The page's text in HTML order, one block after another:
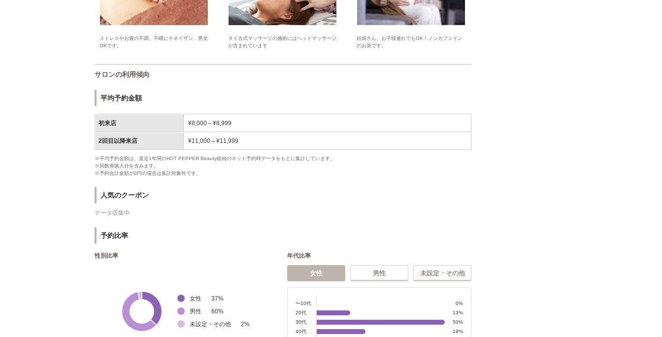
ストレスやお腹の不調、不眠にチネイザン。男女
OKです。
タイ古式マッサージの施術にはヘッドマッサージ
が含まれています
妊婦さん、お子様連れでもOK！ノンカフェイン
のお茶です。
サロンの利用傾向
平均予約金額
初来店 ¥8,000～¥8,999
2回目以降来店 ¥11,000～¥11,999
※平均予約金額は、直近1年間のHOT PEPPER Beauty経由のネット予約時データをもとに集計しています。
※回数券購入分を含みます。
※予約合計金額が0円の場合は集計対象外です。
人気のクーポン
データ収集中
予約比率
性別比率
女性 37%
男性
60%
未設定・その他
2%
年代比率
女性 男性 未設定・その他
〜10代
0%
20代
13%
30代
50%
40代
19%